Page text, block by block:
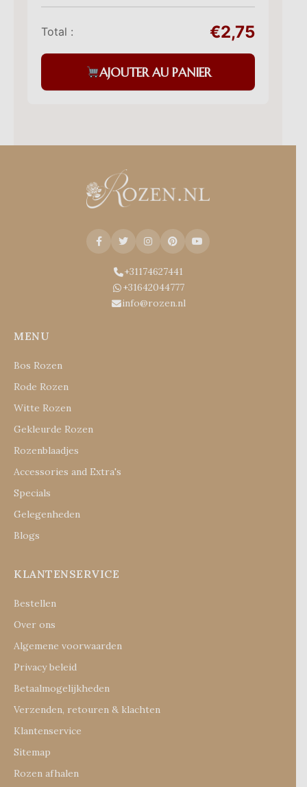
Total : €2,75
AJOUTER AU PANIER
+31174627441
+31642044777
info@rozen.nl
MENU
Bos Rozen
Rode Rozen
Witte Rozen
Gekleurde Rozen
Rozenblaadjes
Accessories and Extra's
Specials
Gelegenheden
Blogs
KLANTENSERVICE
Bestellen
Over ons
Algemene voorwaarden
Privacy beleid
Betaalmogelijkheden
Verzenden, retouren & klachten
Klantenservice
Sitemap
Rozen afhalen